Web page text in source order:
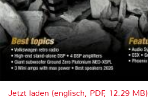
Jetzt laden (englisch, PDF, 12.29 MB)